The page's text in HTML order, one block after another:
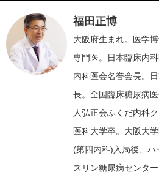
福田正博
大阪府生まれ。医学
専門医。日本臨床内
内科医会名誉会長。
長。全国臨床糖尿病
人弘正会ふくだ内科
医科大学卒。大阪大
(第四内科)入局後、ハ
スリン糖尿病センタ